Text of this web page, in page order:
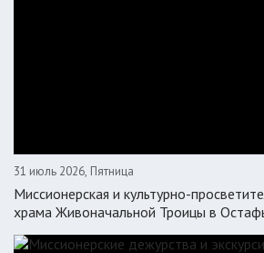
31 июль 2026, Пятница
Миссионерская и культурно-просветительская
храма Живоначальной Троицы в